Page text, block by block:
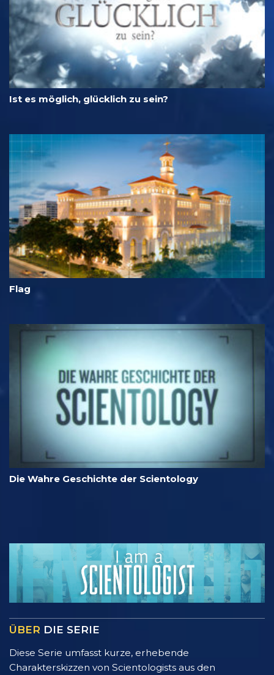
Ist es möglich, glücklich zu sein?
Flag
Die Wahre Geschichte der Scientology
ÜBER DIE SERIE
Diese Serie umfasst kurze, erhebende
Charakterskizzen von Scientologists aus den